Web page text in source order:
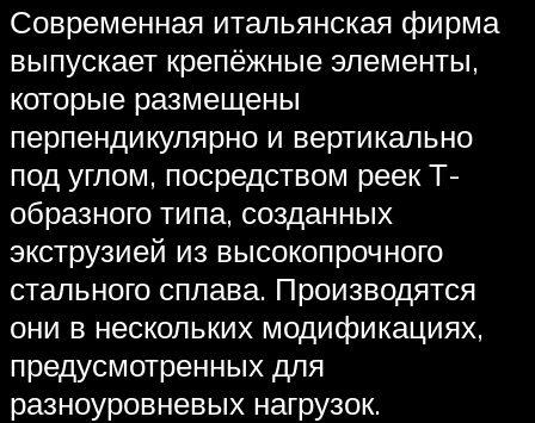
Современная итальянская фирма
выпускает крепёжные элементы,
которые размещены
перпендикулярно и вертикально
под углом, посредством реек Т-
образного типа, созданных
экструзией из высокопрочного
стального сплава. Производятся
они в нескольких модификациях,
предусмотренных для
разноуровневых нагрузок.